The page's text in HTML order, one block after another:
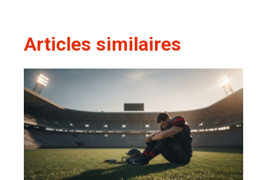
Articles similaires